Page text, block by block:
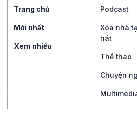
Trang chủ
Mới nhất
Xem nhiều
Podcast
Xóa nhà
nát
Thể thao
Chuyện